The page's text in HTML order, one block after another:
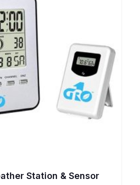
Station & Sensor